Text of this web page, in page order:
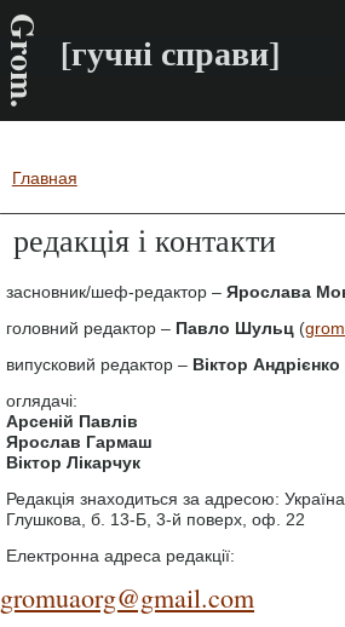
Grom. [гучні справи]
Вы здесь
Главная
редакція і контакти
засновник/шеф-редактор – Ярослава
головний редактор – Павло Шульц (
випусковий редактор – Віктор Андрієнко
оглядачі:
Арсеній Павлів
Ярослав Гармаш
Віктор Лікарчук
Редакція знаходиться за адресою:
Глушкова, б. 13-Б, 3-й поверх, оф. 22
Електронна адреса редакції:
gromuaorg@gmail.com